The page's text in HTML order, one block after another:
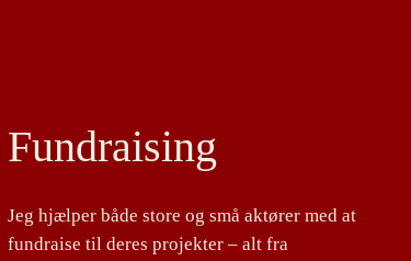
Fundraising
Jeg hjælper både store og små aktører med at
fundraise til deres projekter – alt fra